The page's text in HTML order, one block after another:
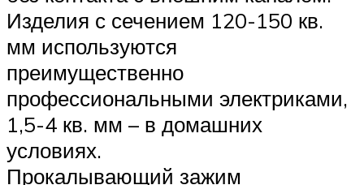
Изделия с сечением 120-150 кв.
мм используются
преимущественно
профессиональными электриками,
1,5-4 кв. мм – в домашних
условиях.
Прокалывающий зажим